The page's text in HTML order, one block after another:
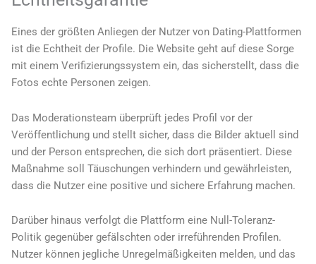
Eines der größten Anliegen der Nutzer von Dating-Plattformen
ist die Echtheit der Profile. Die Website geht auf diese Sorge
mit einem Verifizierungssystem ein, das sicherstellt, dass die
Fotos echte Personen zeigen.
Das Moderationsteam überprüft jedes Profil vor der
Veröffentlichung und stellt sicher, dass die Bilder aktuell sind
und der Person entsprechen, die sich dort präsentiert. Diese
Maßnahme soll Täuschungen verhindern und gewährleisten,
dass die Nutzer eine positive und sichere Erfahrung machen.
Darüber hinaus verfolgt die Plattform eine Null-Toleranz-
Politik gegenüber gefälschten oder irreführenden Profilen.
Nutzer können jegliche Unregelmäßigkeiten melden, und das